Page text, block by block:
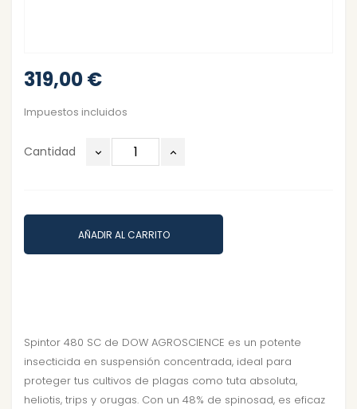
319,00 €
Impuestos incluidos
Cantidad
AÑADIR AL CARRITO
Spintor 480 SC de DOW AGROSCIENCE es un potente
insecticida en suspensión concentrada, ideal para
proteger tus cultivos de plagas como tuta absoluta,
heliotis, trips y orugas. Con un 48% de spinosad, es eficaz